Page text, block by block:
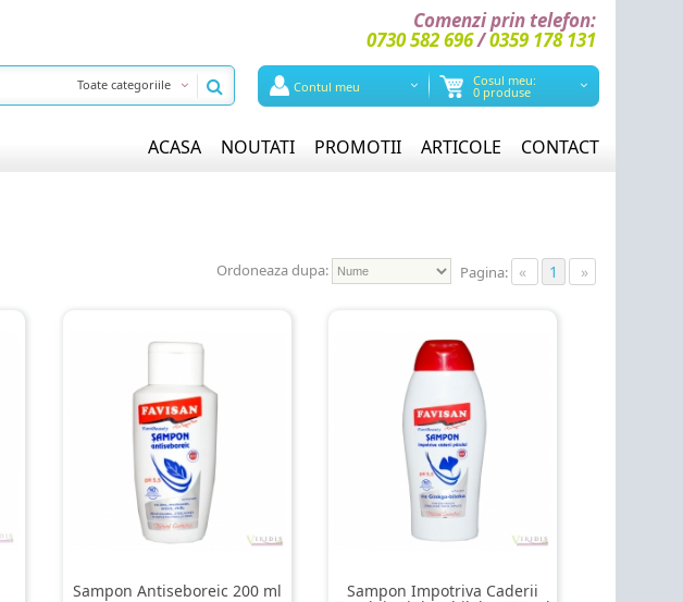
Comenzi prin telefon:
0730 582 696/0359 178 131
Toate categoriile Contul meu Cosul meu:
0 produse
ACASA NOUTATI PROMOTII ARTICOLE CONTACT
Ordoneaza dupa: Pagina: « 1 »
Sampon Antiseboreic 200 ml Sampon Impotriva Caderii